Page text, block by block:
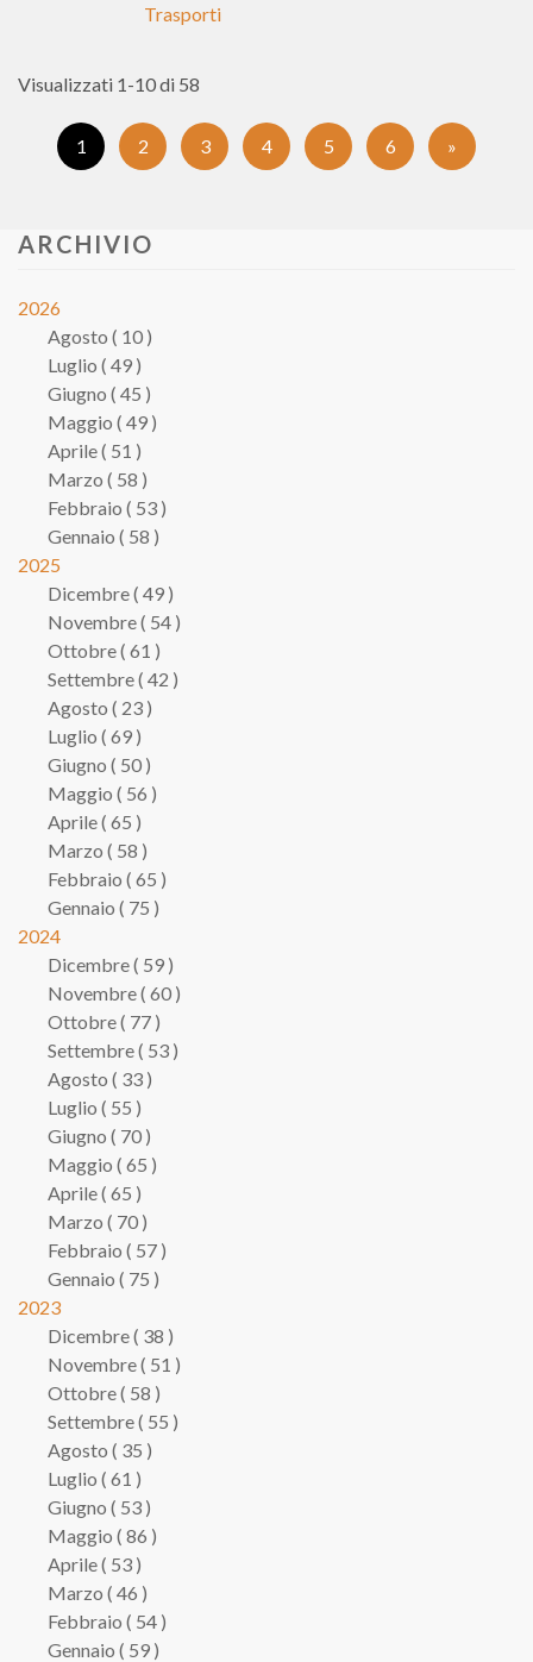
Trasporti
Visualizzati 1-10 di 58
1
(Pagina
corrente)
2 3 4 5 6 »
ARCHIVIO
2026
Agosto ( 10 )
Luglio ( 49 )
Giugno ( 45 )
Maggio ( 49 )
Aprile ( 51 )
Marzo ( 58 )
Febbraio ( 53 )
Gennaio ( 58 )
2025
Dicembre ( 49 )
Novembre ( 54 )
Ottobre ( 61 )
Settembre ( 42 )
Agosto ( 23 )
Luglio ( 69 )
Giugno ( 50 )
Maggio ( 56 )
Aprile ( 65 )
Marzo ( 58 )
Febbraio ( 65 )
Gennaio ( 75 )
2024
Dicembre ( 59 )
Novembre ( 60 )
Ottobre ( 77 )
Settembre ( 53 )
Agosto ( 33 )
Luglio ( 55 )
Giugno ( 70 )
Maggio ( 65 )
Aprile ( 65 )
Marzo ( 70 )
Febbraio ( 57 )
Gennaio ( 75 )
2023
Dicembre ( 38 )
Novembre ( 51 )
Ottobre ( 58 )
Settembre ( 55 )
Agosto ( 35 )
Luglio ( 61 )
Giugno ( 53 )
Maggio ( 86 )
Aprile ( 53 )
Marzo ( 46 )
Febbraio ( 54 )
Gennaio ( 59 )